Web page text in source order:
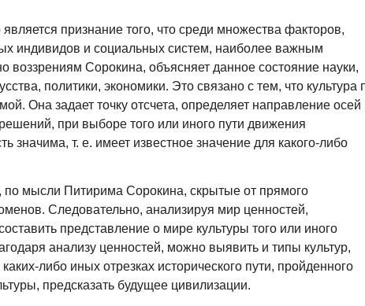
признание того, что среди множества факторов,
индивидов и социальных систем, наиболее важным
воззрениям Сорокина, объясняет данное состояние науки,
политики, экономики. Это связано с тем, что культура
Она задает точку отсчета, определяет направление осей
при выборе того или иного пути движения
значима, т. е. имеет известное значение для какого-либо
по мысли Питирима Сорокина, скрытые от прямого
Следовательно, анализируя мир ценностей,
представление о мире культуры того или иного
анализу ценностей, можно выявить и типы культур,
либо иных отрезках исторического пути, пройденного
предсказать будущее цивилизации.